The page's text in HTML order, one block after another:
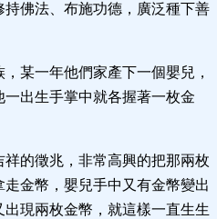
佛法、布施功德，廣泛種下善
某一年他們家產下一個嬰兒，
出生手掌中就各握著一枚金
的徵兆，非常高興的把那兩枚
金幣，嬰兒手中又有金幣變出
現兩枚金幣，就這樣一直生生